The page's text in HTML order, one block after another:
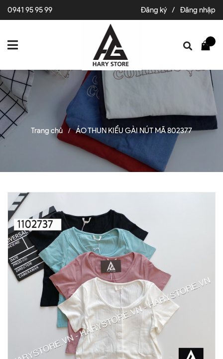
0941 95 95 99 Đăng ký / Đăng nhập
Trang chủ / ÁO THUN KIỂU GÀI NÚT MÃ 802377